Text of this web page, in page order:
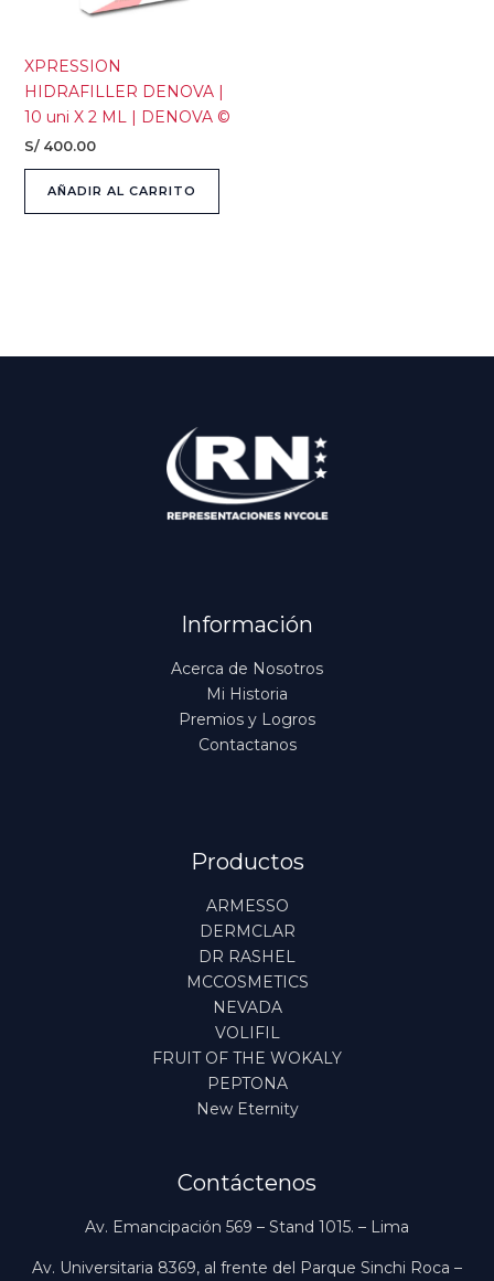
XPRESSION
HIDRAFILLER DENOVA |
10 uni X 2 ML | DENOVA ©
S/400.00
AÑADIR AL CARRITO
Información
Acerca de Nosotros
Mi Historia
Premios y Logros
Contactanos
Productos
ARMESSO
DERMCLAR
DR RASHEL
MCCOSMETICS
NEVADA
VOLIFIL
FRUIT OF THE WOKALY
PEPTONA
New Eternity
Contáctenos
Av. Emancipación 569 – Stand 1015. – Lima
Av. Universitaria 8369, al frente del Parque Sinchi Roca –